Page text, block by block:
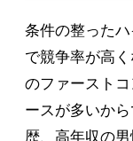
条件の整った
で競争率が高
のファースト
ースが多いか
歴、高年収の